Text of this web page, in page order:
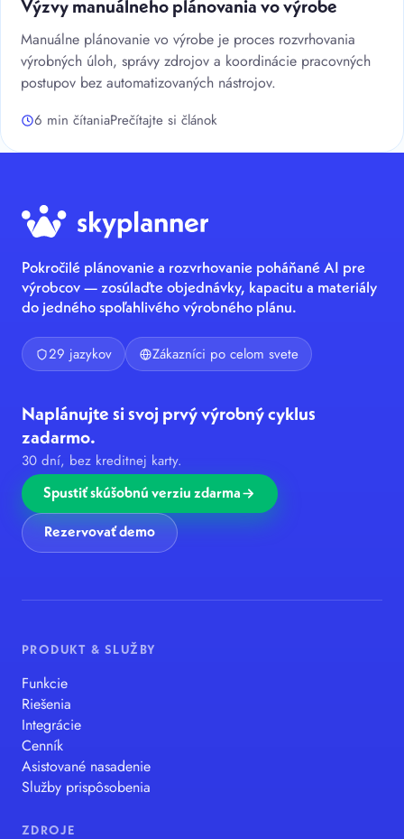
Výzvy manuálneho plánovania vo výrobe
Manuálne plánovanie vo výrobe je proces rozvrhovania
výrobných úloh, správy zdrojov a koordinácie pracovných
postupov bez automatizovaných nástrojov.
6 min čítaniaPrečítajte si článok
Pokročilé plánovanie a rozvrhovanie poháňané AI pre
výrobcov — zosúlaďte objednávky, kapacitu a materiály
do jedného spoľahlivého výrobného plánu.
29 jazykov Zákazníci po celom svete
Naplánujte si svoj prvý výrobný cyklus
zadarmo.
30 dní, bez kreditnej karty.
Spustiť skúšobnú verziu zdarma
Rezervovať demo
PRODUKT & SLUŽBY
Funkcie
Riešenia
Integrácie
Cenník
Asistované nasadenie
Služby prispôsobenia
ZDROJE